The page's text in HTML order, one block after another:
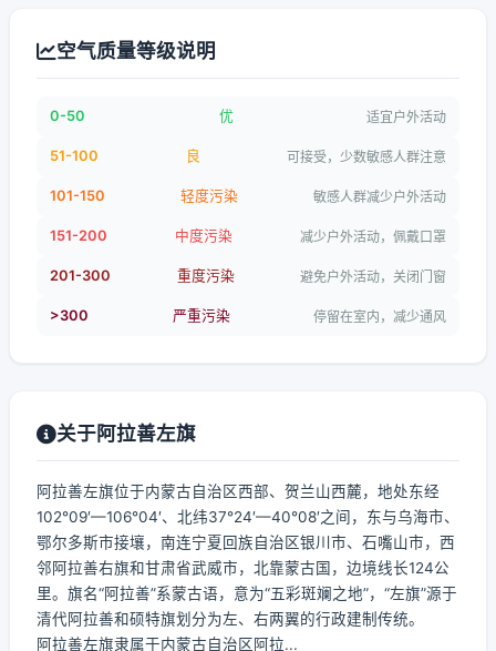
空气质量等级说明
0-50 优 适宜户外活动
51-100 良 可接受，少数敏感人群注意
101-150 轻度污染 敏感人群减少户外活动
151-200 中度污染 减少户外活动，佩戴口罩
201-300 重度污染 避免户外活动，关闭门窗
>300 严重污染 停留在室内，减少通风
关于阿拉善左旗
阿拉善左旗位于内蒙古自治区西部、贺兰山西麓，地处东经
102°09′—106°04′、北纬37°24′—40°08′之间，东与乌海市、
鄂尔多斯市接壤，南连宁夏回族自治区银川市、石嘴山市，西
邻阿拉善右旗和甘肃省武威市，北靠蒙古国，边境线长124公
里。旗名“阿拉善”系蒙古语，意为“五彩斑斓之地”，“左旗”源于
清代阿拉善和硕特旗划分为左、右两翼的行政建制传统。
阿拉善左旗隶属于内蒙古自治区阿拉...